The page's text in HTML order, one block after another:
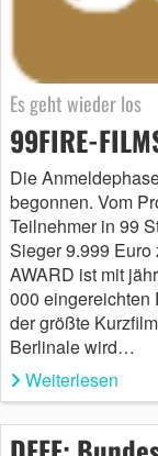
Es geht wieder los
99FIRE-
Die
begonnen. Vom
Teilnehmer in 99
Sieger 9.999
AWARD ist mit
000 eingereichten
der größte
Berlinale wird…
Weiterlesen